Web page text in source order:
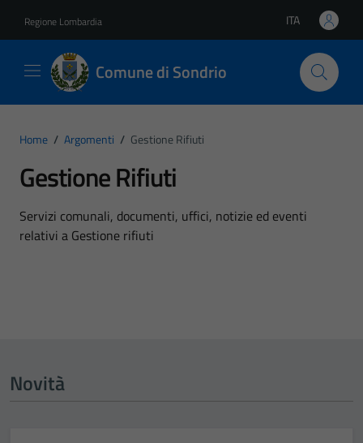
Regione Lombardia Lingua attiva:
ITA
Comune di Sondrio
Home / Argomenti / Gestione Rifiuti
Gestione Rifiuti
Dettagli dell'argomento
Servizi comunali, documenti, uffici, notizie ed eventi
relativi a Gestione rifiuti
Novità